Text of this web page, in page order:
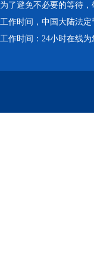
为了避免不必要的等待
工作时间，中国大陆法定
工作时间：24小时在线为